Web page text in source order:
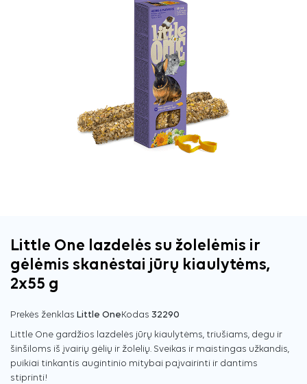
Little One lazdelės su žolelėmis ir
gėlėmis skanėstai jūrų kiaulytėms,
2x55 g
Prekės ženklas Little OneKodas 32290
Little One gardžios lazdelės jūrų kiaulytėms, triušiams, degu ir
šinšiloms iš įvairių gėlių ir žolelių. Sveikas ir maistingas užkandis,
puikiai tinkantis augintinio mitybai paįvairinti ir dantims
stiprinti!